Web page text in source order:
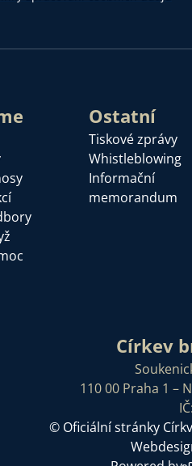
Ostatní
Tiskové zprávy
Whistleblowing
Informační
memorandum
Církev
110 00 Praha 1 –
© Oficiální stránky